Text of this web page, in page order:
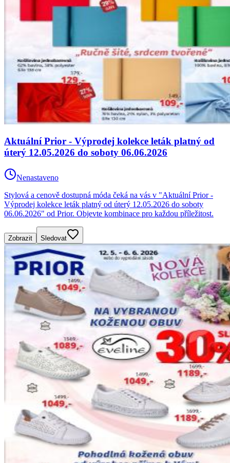
Aktuální Prior - Výprodej kolekce leták platný od
úterý 12.05.2026 do soboty 06.06.2026
Nenastaveno
Stylová a cenově dostupná móda čeká na vás v "Aktuální Prior -
Výprodej kolekce leták platný od úterý 12.05.2026 do soboty
06.06.2026" od Prior. Objevte kombinace pro každou příležitost.
Zobrazit Sledovat